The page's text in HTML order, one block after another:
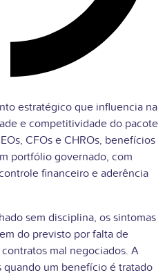
estratégico que influencia na
e competitividade do pacote
CFOs e CHROs, benefícios
portfólio governado, com
financeiro e aderência
sem disciplina, os sintomas
do previsto por falta de
mal negociados. A
quando um benefício é tratado